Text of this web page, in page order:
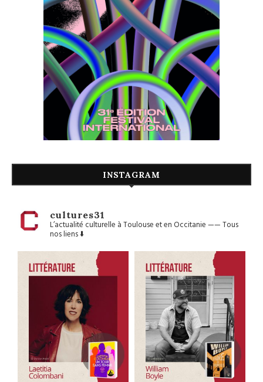
INSTAGRAM
cultures31
L’actualité culturelle à Toulouse et en Occitanie——Tous
nos liens ⬇️